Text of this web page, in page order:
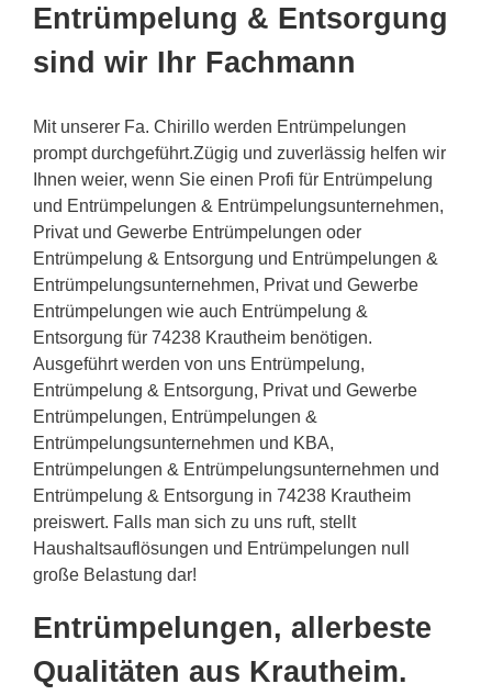
Entrümpelung & Entsorgung
sind wir Ihr Fachmann
Mit unserer Fa. Chirillo werden Entrümpelungen
prompt durchgeführt.Zügig und zuverlässig helfen wir
Ihnen weier, wenn Sie einen Profi für Entrümpelung
und Entrümpelungen & Entrümpelungsunternehmen,
Privat und Gewerbe Entrümpelungen oder
Entrümpelung & Entsorgung und Entrümpelungen &
Entrümpelungsunternehmen, Privat und Gewerbe
Entrümpelungen wie auch Entrümpelung &
Entsorgung für 74238 Krautheim benötigen.
Ausgeführt werden von uns Entrümpelung,
Entrümpelung & Entsorgung, Privat und Gewerbe
Entrümpelungen, Entrümpelungen &
Entrümpelungsunternehmen und KBA,
Entrümpelungen & Entrümpelungsunternehmen und
Entrümpelung & Entsorgung in 74238 Krautheim
preiswert. Falls man sich zu uns ruft, stellt
Haushaltsauflösungen und Entrümpelungen null
große Belastung dar!
Entrümpelungen, allerbeste
Qualitäten aus Krautheim.